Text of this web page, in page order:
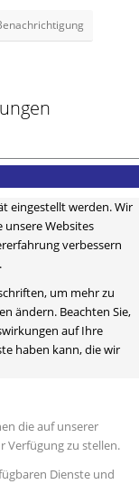
eingestellt werden. Wir
unsere Websites
verbessern
um mehr zu
ändern. Beachten Sie,
auf Ihre
haben kann, die wir
die auf unserer
Verfügung zu stellen.
Dienste und